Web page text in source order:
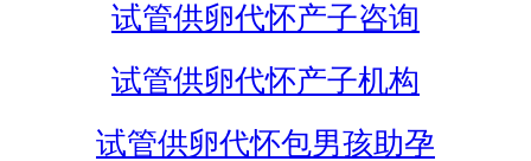
试管供卵代怀产子咨询
试管供卵代怀产子机构
试管供卵代怀包男孩助孕